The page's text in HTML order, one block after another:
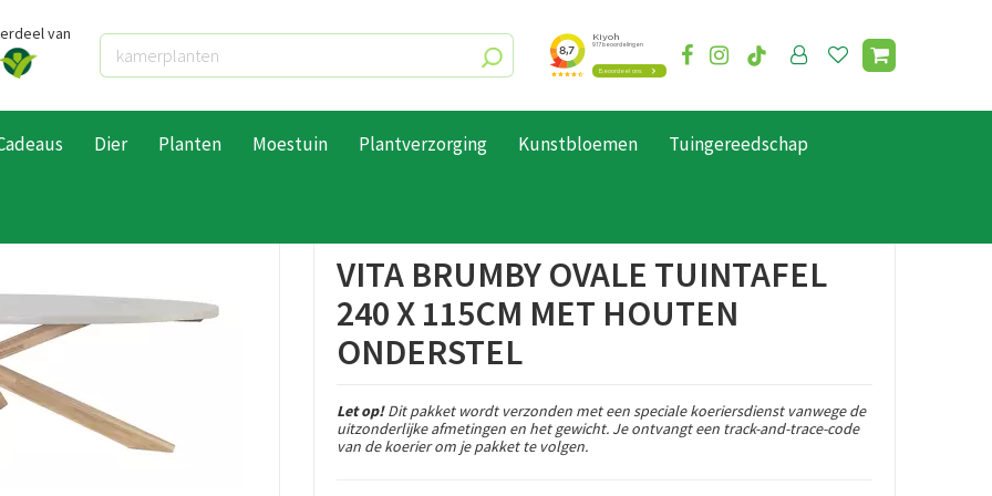
van
Dier Planten Moestuin Plantverzorging Kunstbloemen Tuingereedschap
VITA BRUMBY OVALE TUINTAFEL
240 X 115CM MET HOUTEN
ONDERSTEL
Let op!Dit pakket wordt verzonden met een speciale koeriersdienst vanwege de
uitzonderlijke afmetingen en het gewicht. Je ontvangt een track-and-trace-code
van de koerier om je pakket te volgen.